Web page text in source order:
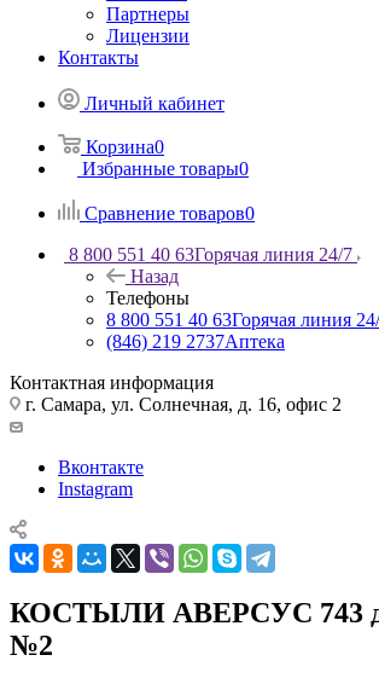
Партнеры
Лицензии
Контакты
Личный кабинет
Корзина0
Избранные товары0
Сравнение товаров0
8 800 551 40 63Горячая линия 24/7
Назад
Телефоны
8 800 551 40 63Горячая линия
(846) 219 2737Аптека
Контактная информация
г. Самара, ул. Солнечная, д. 16, офис 2
Вконтакте
Instagram
КОСТЫЛИ АВЕРСУС 743
№2